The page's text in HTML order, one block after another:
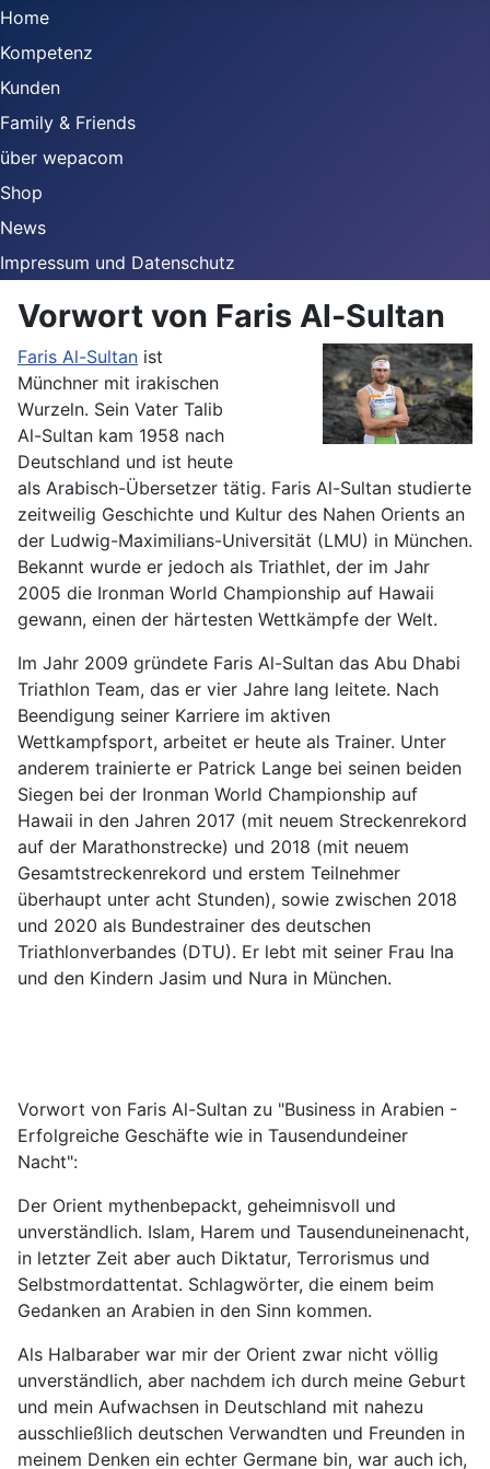
Home
Kompetenz
Kunden
Family & Friends
über wepacom
Shop
News
Impressum und Datenschutz
Vorwort von Faris Al-Sultan
Faris Al-Sultan ist
Münchner mit irakischen
Wurzeln. Sein Vater Talib
Al-Sultan kam 1958 nach
Deutschland und ist heute
als Arabisch-Übersetzer tätig. Faris Al-Sultan studierte
zeitweilig Geschichte und Kultur des Nahen Orients an
der Ludwig-Maximilians-Universität (LMU) in München.
Bekannt wurde er jedoch als Triathlet, der im Jahr
2005 die Ironman World Championship auf Hawaii
gewann, einen der härtesten Wettkämpfe der Welt.
Im Jahr 2009 gründete Faris Al-Sultan das Abu Dhabi
Triathlon Team, das er vier Jahre lang leitete. Nach
Beendigung seiner Karriere im aktiven
Wettkampfsport, arbeitet er heute als Trainer. Unter
anderem trainierte er Patrick Lange bei seinen beiden
Siegen bei der Ironman World Championship auf
Hawaii in den Jahren 2017 (mit neuem Streckenrekord
auf der Marathonstrecke) und 2018 (mit neuem
Gesamtstreckenrekord und erstem Teilnehmer
überhaupt unter acht Stunden), sowie zwischen 2018
und 2020 als Bundestrainer des deutschen
Triathlonverbandes (DTU). Er lebt mit seiner Frau Ina
und den Kindern Jasim und Nura in München.
Vorwort von Faris Al-Sultan zu "Business in Arabien -
Erfolgreiche Geschäfte wie in Tausendundeiner
Nacht":
Der Orient mythenbepackt, geheimnisvoll und
unverständlich. Islam, Harem und Tausenduneinenacht,
in letzter Zeit aber auch Diktatur, Terrorismus und
Selbstmordattentat. Schlagwörter, die einem beim
Gedanken an Arabien in den Sinn kommen.
Als Halbaraber war mir der Orient zwar nicht völlig
unverständlich, aber nachdem ich durch meine Geburt
und mein Aufwachsen in Deutschland mit nahezu
ausschließlich deutschen Verwandten und Freunden in
meinem Denken ein echter Germane bin, war auch ich,